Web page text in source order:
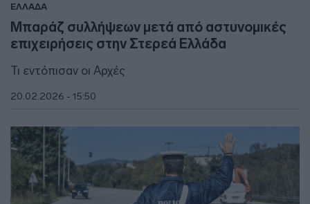
ΕΛΛΑΔΑ
Μπαράζ συλλήψεων μετά από αστυνομικές
επιχειρήσεις στην Στερεά Ελλάδα
Τι εντόπισαν οι Αρχές
20.02.2026 - 15:50